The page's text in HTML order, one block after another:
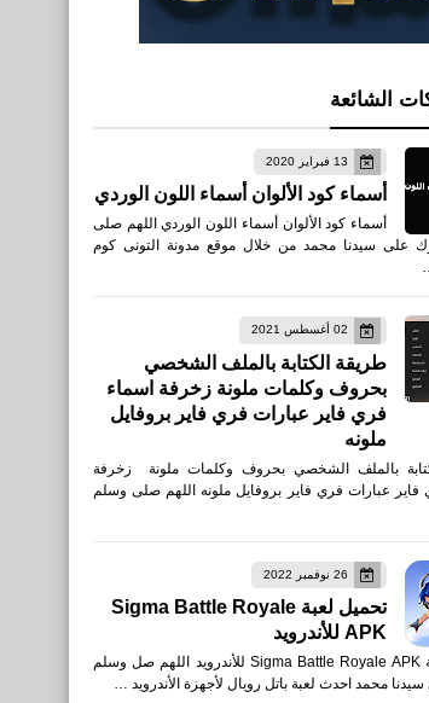
الشائعة
13 فبراير 2020
أسماء كود الألوان أسماء اللون الوردي
أسماء كود الألوان أسماء اللون الوردي اللهم صلى
على سيدنا محمد من خلال موقع مدونة التونى كوم
02 أغسطس 2021
طريقة الكتابة بالملف الشخصي
بحروف وكلمات ملونة زخرفة اسماء
فري فاير عبارات فري فاير بروفايل
ملونه
بالملف الشخصي بحروف وكلمات ملونة زخرفة
عبارات فري فاير بروفايل ملونه اللهم صلى وسلم
26 نوفمبر 2022
تحميل لعبة Sigma Battle Royale
APK للأندرويد
تحميل لعبة Sigma Battle Royale APK للأندرويد اللهم صل وسلم
محمد احدث لعبة باتل رويال لأجهزة الأندرويد …